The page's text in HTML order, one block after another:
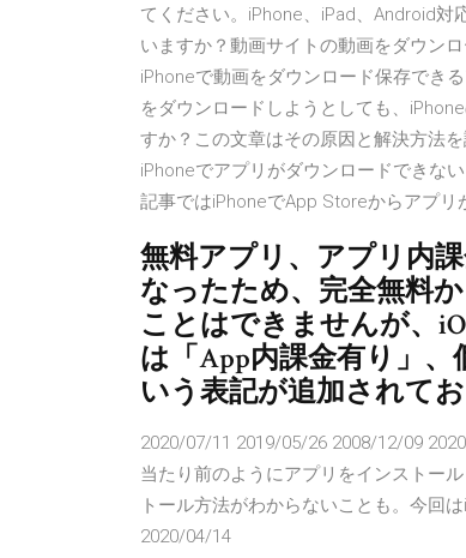
てください。iPhone、iPad、Android対
いますか？動画サイトの動画をダウン
iPhoneで動画をダウンロード保存でき
をダウンロードしようとしても、
すか？この文章はその原因と解決方法
iPhoneでアプリがダウンロードできな
記事ではiPhoneでApp Storeからアプリ
無料アプリ、アプリ内
なったため、完全無料
ことはできませんが、
は「App内課金有り」
いう表記が追加されて
2020/07/11 2019/05/26 2008/12/09
当たり前のようにアプリをインストー
トール方法がわからないことも。今回
2020/04/14